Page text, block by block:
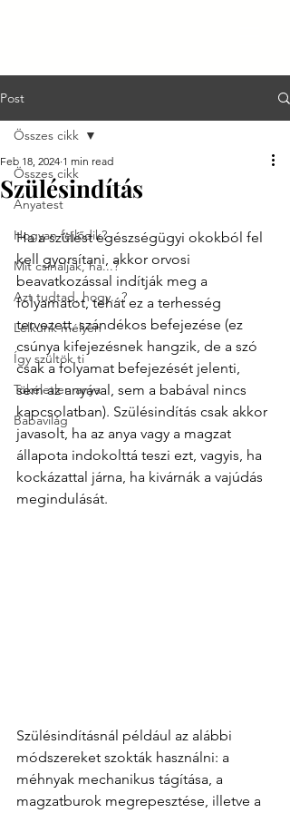
Post
Összes cikk
Anyatest
Hogyan fejlődik?
Mit csináljak, ha...?
Azt tudtad, hogy...?
Lelkünk mélyén
Így szültök ti
Tökéletlen anya
Babavilág
Összes cikk
Szülésindítás
Feb 18, 2024 1 min read
Ha a szülést egészségügyi okokból fel
kell gyorsítani, akkor orvosi
beavatkozással indítják meg a
folyamatot, tehát ez a terhesség
tervezett, szándékos befejezése (ez
csúnya kifejezésnek hangzik, de a szó
csak a folyamat befejezését jelenti,
sem az anyával, sem a babával nincs
kapcsolatban). Szülésindítás csak akkor
javasolt, ha az anya vagy a magzat
állapota indokolttá teszi ezt, vagyis, ha
kockázattal járna, ha kivárnák a vajúdás
megindulását.
Szülésindításnál például az alábbi
módszereket szokták használni: a
méhnyak mechanikus tágítása, a
magzatburok megrepesztése, illetve a